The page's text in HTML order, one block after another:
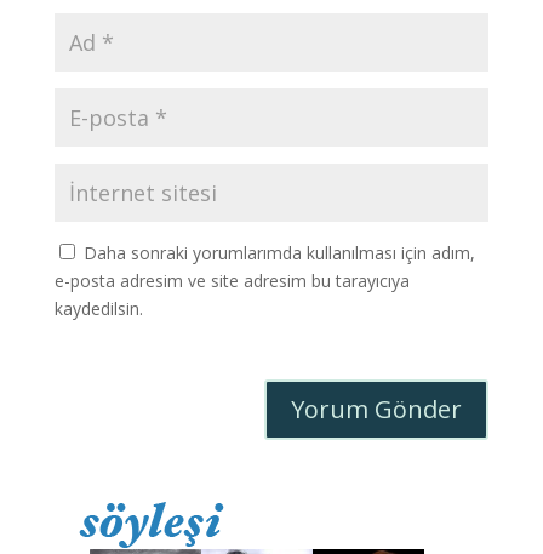
Daha sonraki yorumlarımda kullanılması için adım,
e-posta adresim ve site adresim bu tarayıcıya
kaydedilsin.